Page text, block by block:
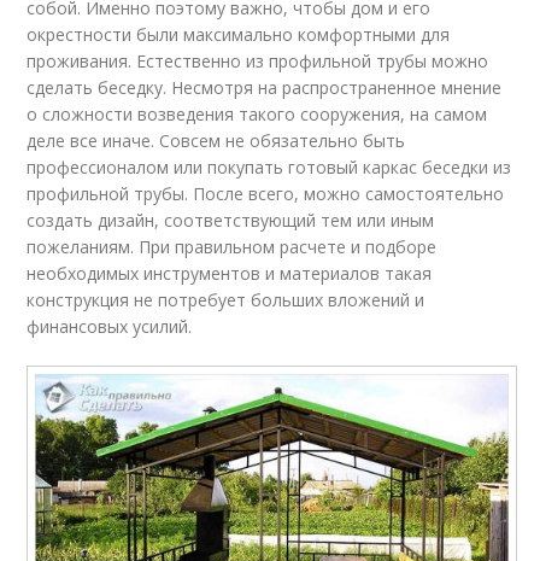
собой. Именно поэтому важно, чтобы дом и его
окрестности были максимально комфортными для
проживания. Естественно из профильной трубы можно
сделать беседку. Несмотря на распространенное мнение
о сложности возведения такого сооружения, на самом
деле все иначе. Совсем не обязательно быть
профессионалом или покупать готовый каркас беседки из
профильной трубы. После всего, можно самостоятельно
создать дизайн, соответствующий тем или иным
пожеланиям. При правильном расчете и подборе
необходимых инструментов и материалов такая
конструкция не потребует больших вложений и
финансовых усилий.